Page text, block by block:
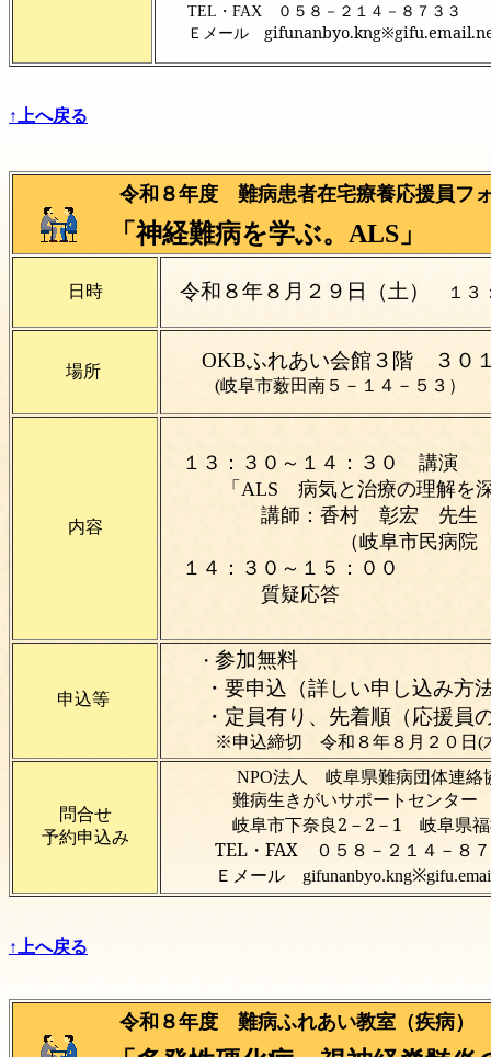
TEL・FAX ０５８－２１４－８７３３
Ｅメール
↑上へ戻る
令和８年度 難病患者在宅療養応援員フ
「神経難病を学ぶ。ALS」
日時 令和８年８月２９日（土） １３
場所 OKBふれあい会館３階 ３
(岐阜市薮田南５－１４－５３）
内容
１３：３０～１４：３０ 講演
「ALS 病気と治療の理解を
講師：香村 彰宏 先生
（岐阜市民病院 脳神
１４：３０～１５：００
質疑応答
申込等
・ 参加無料
・要申込（詳しい申し込み
・定員有り、先着順（応援員
※申込締切 令和８年８月
問合せ
予約申込み
NPO法人 岐阜県難病団体連絡
難病生きがいサポートセンター
岐阜市下奈良2－2－1 岐阜県
TEL・FAX ０５８－２１４－８７
Ｅメール
↑上へ戻る
令和８年度 難病ふれあい教室（疾病